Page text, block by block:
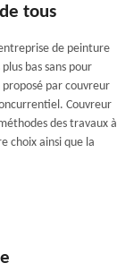
tous
de peinture
bas sans pour
par couvreur
Couvreur
des travaux à
choix ainsi que la